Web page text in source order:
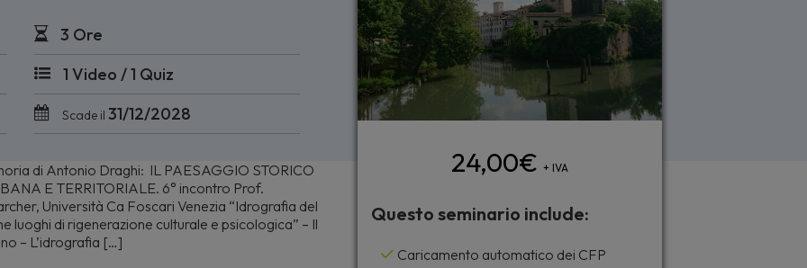
3 Ore
1 Video / 1 Quiz
Scade il31/12/2028
di Antonio Draghi: IL PAESAGGIO STORICO
E TERRITORIALE. 6° incontro Prof.
Università Ca Foscari Venezia “Idrografia del
luoghi di rigenerazione culturale e psicologica” – Il
– L’idrografia […]
24,00€ + IVA
Questo seminario include:
Caricamento automatico dei CFP